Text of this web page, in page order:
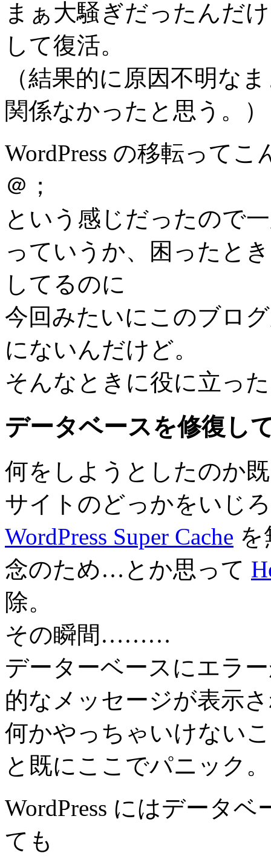
まぁ大騒ぎだったんだ
して復活。
（結果的に原因不明な
関係なかったと思う。）
WordPress の移転って
＠；
という感じだったので
っていうか、困ったと
してるのに
今回みたいにこのブロ
にないんだけど。
そんなときに役に立っ
データベースを修復し
何をしようとしたのか
サイトのどっかをいじ
WordPress Super Cache を
念のため…とか思って
除。
その瞬間………
データーベースにエラ
的なメッセージが表示
何かやっちゃいけない
と既にここでパニック。
WordPress にはデータ
ても